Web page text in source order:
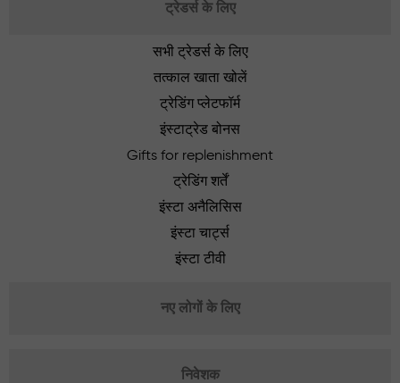
ट्रेडर्स के लिए
सभी ट्रेडर्स के लिए
तत्काल खाता खोलें
ट्रेडिंग प्लेटफॉर्म
इंस्टाट्रेड बोनस
Gifts for replenishment
ट्रेडिंग शर्तें
इंस्टा अनैलिसिस
इंस्टा चार्ट्स
इंस्टा टीवी
नए लोगों के लिए
निवेशक